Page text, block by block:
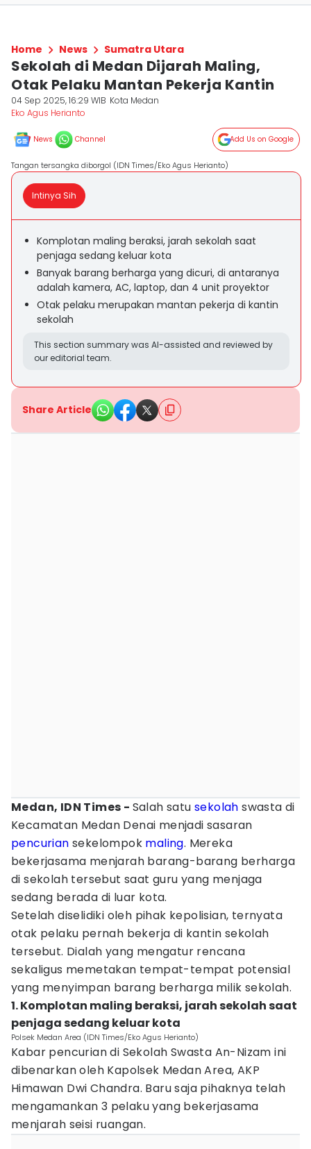
Home News Sumatra Utara
Sekolah di Medan Dijarah Maling,
Otak Pelaku Mantan Pekerja Kantin
04 Sep 2025, 16:29 WIB Kota Medan
Eko Agus Herianto
News Channel Add Us on Google
Tangan tersangka diborgol (IDN Times/Eko Agus Herianto)
Intinya Sih
Komplotan maling beraksi, jarah sekolah saat
penjaga sedang keluar kota
Banyak barang berharga yang dicuri, di antaranya
adalah kamera, AC, laptop, dan 4 unit proyektor
Otak pelaku merupakan mantan pekerja di kantin
sekolah
This section summary was AI-assisted and reviewed by
our editorial team.
Share Article
Medan, IDN Times - Salah satusekolah swasta di
Kecamatan Medan Denai menjadi sasaran
pencurian sekelompok maling. Mereka
bekerjasama menjarah barang-barang berharga
di sekolah tersebut saat guru yang menjaga
sedang berada di luar kota.
Setelah diselidiki oleh pihak kepolisian, ternyata
otak pelaku pernah bekerja di kantin sekolah
tersebut. Dialah yang mengatur rencana
sekaligus memetakan tempat-tempat potensial
yang menyimpan barang berharga milik sekolah.
1. Komplotan maling beraksi, jarah sekolah saat
penjaga sedang keluar kota
Polsek Medan Area (IDN Times/Eko Agus Herianto)
Kabar pencurian di Sekolah Swasta An-Nizam ini
dibenarkan oleh Kapolsek Medan Area, AKP
Himawan Dwi Chandra. Baru saja pihaknya telah
mengamankan 3 pelaku yang bekerjasama
menjarah seisi ruangan.